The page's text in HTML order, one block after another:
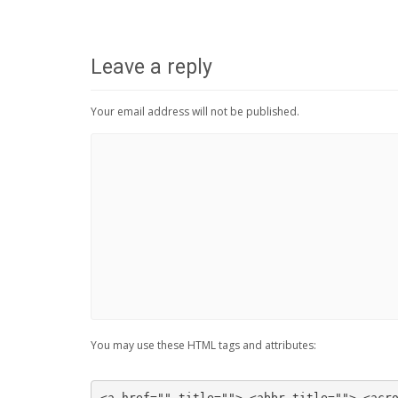
Leave a reply
Your email address will not be published.
You may use these HTML tags and attributes: